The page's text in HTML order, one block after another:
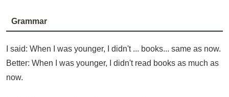
Grammar
I said: When I was younger, I didn't ... books... same as now.
Better: When I was younger, I didn't read books as much as
now.